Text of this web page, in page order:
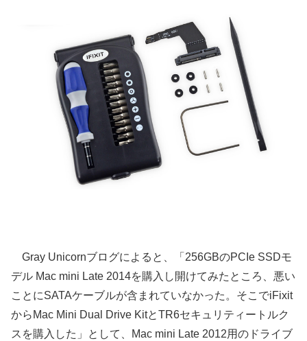
Gray Unicornブログによると、「256GBのPCIe SSDモ
デル Mac mini Late 2014を購入し開けてみたところ、悪い
ことにSATAケーブルが含まれていなかった。そこでiFixit
からMac Mini Dual Drive KitとTR6セキュリティートルク
スを購入した」として、Mac mini Late 2012用のドライブ